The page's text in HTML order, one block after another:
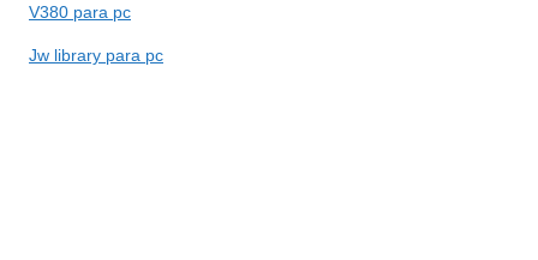
V380 para pc
Jw library para pc